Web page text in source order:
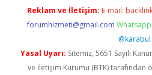
Reklam ve İletişim: E-mail:
forumhizmeti@gmail.com
@karabul
Yasal Uyarı: Sitemiz, 5651 Sayılı
ve İletişim Kurumu (BTK) tarafından